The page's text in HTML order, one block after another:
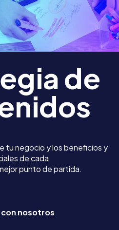
de
tu negocio y los beneficios y
de cada
punto de partida.
con nosotros